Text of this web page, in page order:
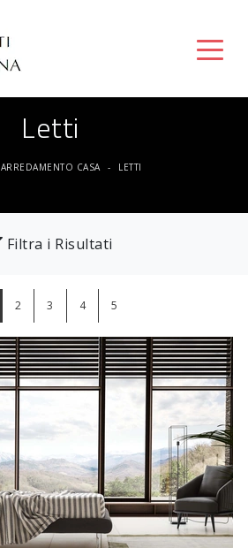
Letti
ARREDAMENTO CASA - LETTI
Filtra i Risultati
2 3 4 5